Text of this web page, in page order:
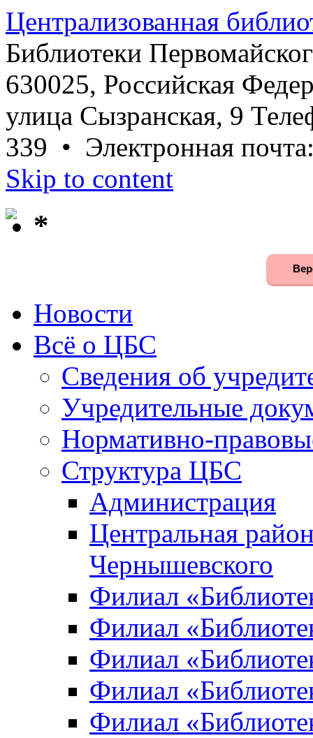
Централизованная
Библиотеки
630025, Российская
улица Сызранская, 9
339 • Электронная
Skip to content
*
Новости
Всё о ЦБС
Сведения об
Учредительные
Нормативно-
Структура ЦБС
Администрация
Центральная
Чернышевского
Филиал
Филиал
Филиал
Филиал
Филиал